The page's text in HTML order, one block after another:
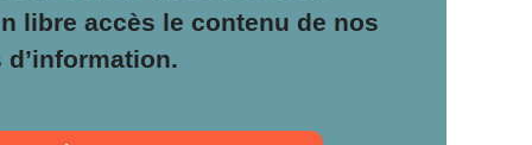
libre accès le contenu de nos